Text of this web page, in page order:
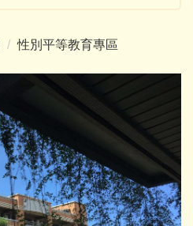
性別平等教育專區